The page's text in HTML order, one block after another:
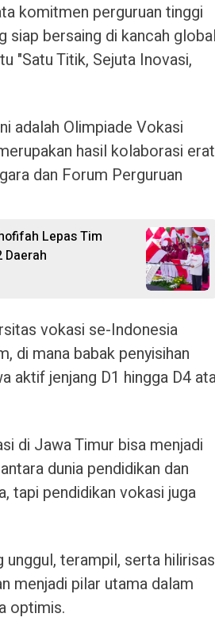
komitmen perguruan tinggi
siap bersaing di kancah
"Satu Titik, Sejuta Inovasi,
adalah Olimpiade Vokasi
hasil kolaborasi erat
dan Forum Perguruan
Lepas Tim
Daerah
vokasi se-Indonesia
di mana babak penyisihan
aktif jenjang D1 hingga D4
di Jawa Timur bisa menjadi
dunia pendidikan dan
tapi pendidikan vokasi juga
unggul, terampil, serta
menjadi pilar utama dalam
optimis.